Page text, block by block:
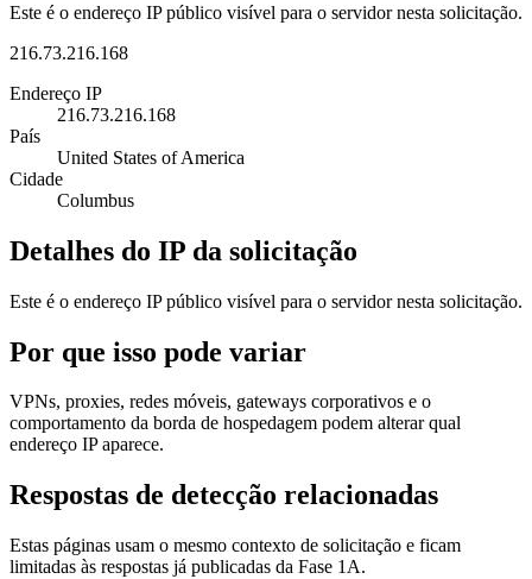
Este é o endereço IP público visível para o servidor nesta solicitação.
216.73.216.168
Endereço IP
216.73.216.168
País
United States of America
Cidade
Columbus
Detalhes do IP da solicitação
Este é o endereço IP público visível para o servidor nesta solicitação.
Por que isso pode variar
VPNs, proxies, redes móveis, gateways corporativos e o
comportamento da borda de hospedagem podem alterar qual
endereço IP aparece.
Respostas de detecção relacionadas
Estas páginas usam o mesmo contexto de solicitação e ficam
limitadas às respostas já publicadas da Fase 1A.